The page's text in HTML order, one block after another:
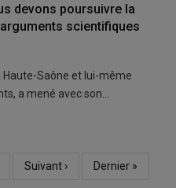
devons poursuivre la
scientifiques
Haute-Saône et lui-même
a mené avec son…
Page
Suivant ›
Dernière
Dernier »